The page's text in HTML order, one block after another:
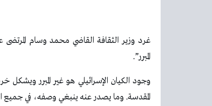
غرد وزير الثقافة القاضي محمد وسام
المبرر”.
وجود الكيان الإسرائيلي هو غير المبرر ويشكل
المقدسة. وما يصدر عنه ينبغي وصفه، في جميع